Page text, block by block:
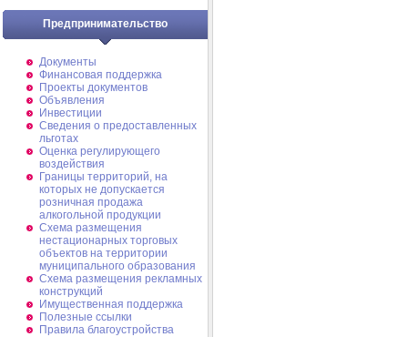
Предпринимательство
Документы
Финансовая поддержка
Проекты документов
Объявления
Инвестиции
Сведения о предоставленных
льготах
Оценка регулирующего
воздействия
Границы территорий, на
которых не допускается
розничная продажа
алкогольной продукции
Схема размещения
нестационарных торговых
объектов на территории
муниципального образования
Схема размещения рекламных
конструкций
Имущественная поддержка
Полезные ссылки
Правила благоустройства